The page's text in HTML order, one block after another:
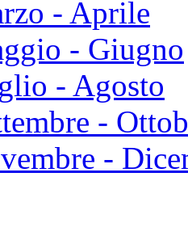
- Aprile
- Giugno
- Agosto
-
-